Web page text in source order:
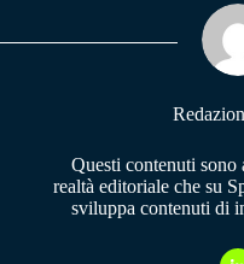
pp m
Questi contenuti
realtà editoriale che su
sviluppa contenuti di